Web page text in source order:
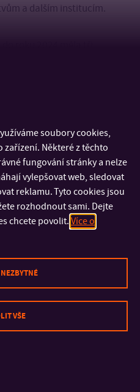
a dalším institucím.
a stala se klíčovým
mapování řemesel v ČR.
doplňuje: „Přála bych si, aby
služba veřejnosti, která má
rozvíjet kreativní
centrum i prostor pro opravy
nových nápadů.“
soubory cookies,
zařízení. Některé z těchto
fungování stránky a nelze
vylepšovat web, sledovat
reklamu. Tyto cookies jsou
rozhodnout sami. Dejte
chcete povolit. Více o
VŠE